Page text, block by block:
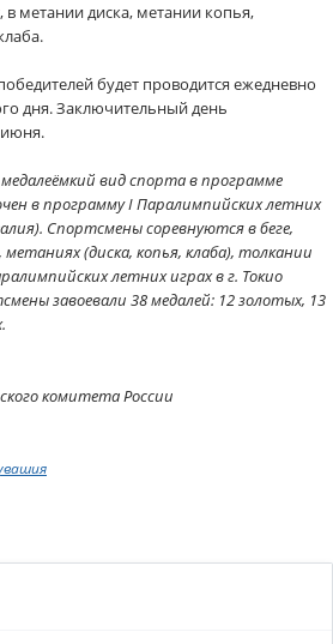
метании диска, метании копья,
будет проводится ежедневно
дня. Заключительный день
вид спорта в программе
в программу I Паралимпийских летних
Спортсмены соревнуются в беге,
(диска, копья, клаба), толкании
летних играх в г. Токио
завоевали 38 медалей: 12 золотых, 13
комитета России